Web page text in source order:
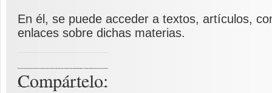
En él, se puede acceder a textos, artículos,
enlaces sobre dichas materias.
Compártelo: